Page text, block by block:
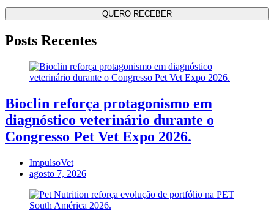
Posts Recentes
Bioclin reforça protagonismo em
diagnóstico veterinário durante o
Congresso Pet Vet Expo 2026.
ImpulsoVet
agosto 7, 2026